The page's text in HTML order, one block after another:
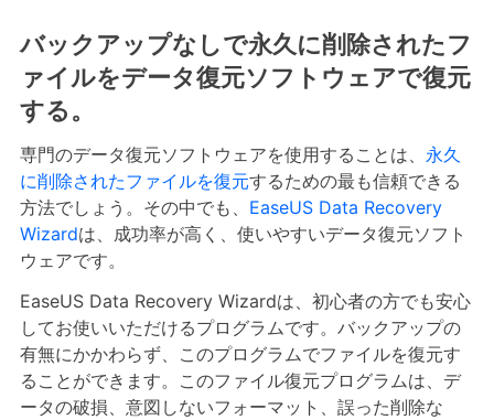
バックアップなしで永久に削除されたフ
ァイルをデータ復元ソフトウェアで復元
する。
専門のデータ復元ソフトウェアを使用することは、 永久
に削除されたファイルを復元するための最も信頼できる
方法でしょう。その中でも、 EaseUS Data Recovery
Wizardは、成功率が高く、使いやすいデータ復元ソフト
ウェアです。
EaseUS Data Recovery Wizardは、初心者の方でも安心
してお使いいただけるプログラムです。バックアップの
有無にかかわらず、このプログラムでファイルを復元す
ることができます。このファイル復元プログラムは、デ
ータの破損、意図しないフォーマット、誤った削除な